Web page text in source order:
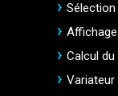
Sélection
Calcul
Variateur